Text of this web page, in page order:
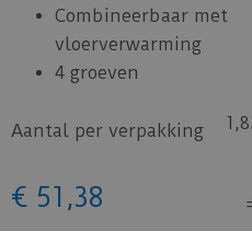
Combineerbaar met
vloerverwarming
4 groeven
Aantal per verpakking
€ 51 ,38